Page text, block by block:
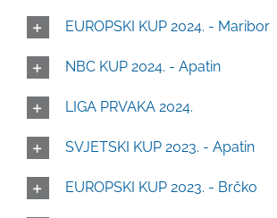
EUROPSKI KUP 2024. - Maribor
NBC KUP 2024. - Apatin
LIGA PRVAKA 2024.
SVJETSKI KUP 2023. - Apatin
EUROPSKI KUP 2023. - Brčko